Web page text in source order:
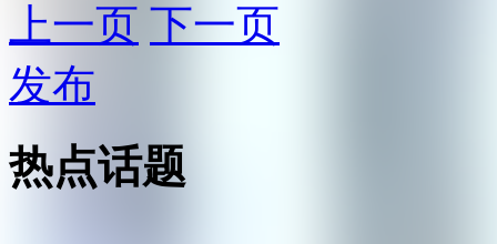
上一页 下一页
发布
热点话题